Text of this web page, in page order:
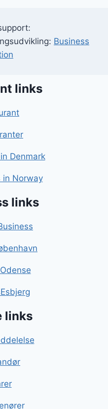
Business
links
Denmark
in Norway
links
links